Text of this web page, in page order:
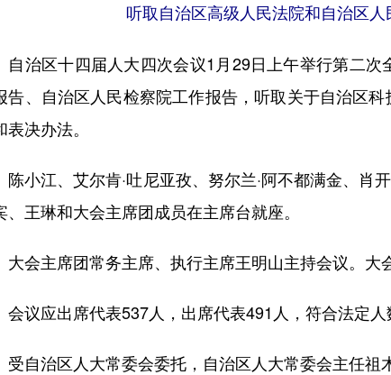
听取自治区高级人民法院和自治区
治区十四届人大四次会议1月29日上午举行第二次
告、自治区人民检察院工作报告，听取关于自治区
表决办法。
江、艾尔肯·吐尼亚孜、努尔兰·阿不都满金、肖
、王琳和大会主席团成员在主席台就座。
主席团常务主席、执行主席王明山主持会议。大
应出席代表537人，出席代表491人，符合法定人
治区人大常委会委托，自治区人大常委会主任祖